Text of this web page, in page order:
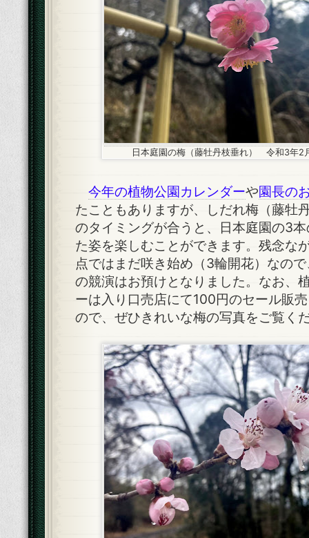
日本庭園の梅（藤牡丹枝垂れ） 令和3年2
今年の植物公園カレンダーや園長の
たこともありますが、しだれ梅（藤牡
のタイミングが合うと、日本庭園の3
た姿を楽しむことができます。残念な
点ではまだ咲き始め（3輪開花）なの
の競演はお預けとなりました。なお、
ーは入り口売店にて100円のセール販
ので、ぜひきれいな梅の写真をご覧く